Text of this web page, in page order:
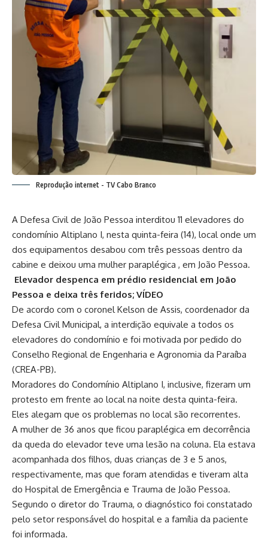
Reprodução internet - TV Cabo Branco
A Defesa Civil de João Pessoa interditou 11 elevadores do
condomínio Altiplano I, nesta quinta-feira (14), local onde um
dos equipamentos desabou com três pessoas dentro da
cabine e deixou uma mulher paraplégica , em João Pessoa.
Elevador despenca em prédio residencial em João
Pessoa e deixa três feridos; VÍDEO
De acordo com o coronel Kelson de Assis, coordenador da
Defesa Civil Municipal, a interdição equivale a todos os
elevadores do condomínio e foi motivada por pedido do
Conselho Regional de Engenharia e Agronomia da Paraíba
(CREA-PB).
Moradores do Condomínio Altiplano I, inclusive, fizeram um
protesto em frente ao local na noite desta quinta-feira.
Eles alegam que os problemas no local são recorrentes.
A mulher de 36 anos que ficou paraplégica em decorrência
da queda do elevador teve uma lesão na coluna. Ela estava
acompanhada dos filhos, duas crianças de 3 e 5 anos,
respectivamente, mas que foram atendidas e tiveram alta
do Hospital de Emergência e Trauma de João Pessoa.
Segundo o diretor do Trauma, o diagnóstico foi constatado
pelo setor responsável do hospital e a família da paciente
foi informada.